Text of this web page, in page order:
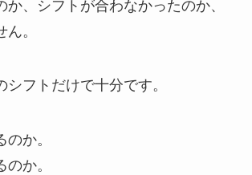
か、シフトが合わなかったのか、
。
シフトだけで十分です。
か。
か。